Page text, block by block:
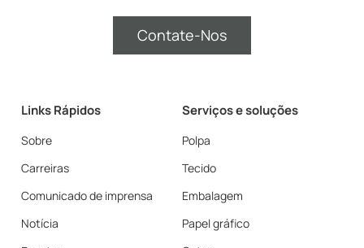
Contate-Nos
Links Rápidos
Sobre
Carreiras
Comunicado de imprensa
Notícia
Serviços e soluções
Polpa
Tecido
Embalagem
Papel gráfico